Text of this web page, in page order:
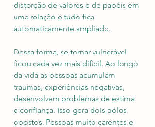
distorção de valores e de papéis em
uma relação e tudo fica
automaticamente ampliado.
Dessa forma, se tornar vulnerável
ficou cada vez mais difícil. Ao longo
da vida as pessoas acumulam
traumas, experiências negativas,
desenvolvem problemas de estima
e confiança. Isso gera dois pólos
opostos. Pessoas muito carentes e